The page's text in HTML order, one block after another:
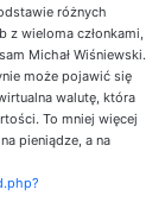
różnych
z wieloma członkami,
Michał Wiśniewski.
może pojawić się
walutę, która
To mniej więcej
pieniądze, a na